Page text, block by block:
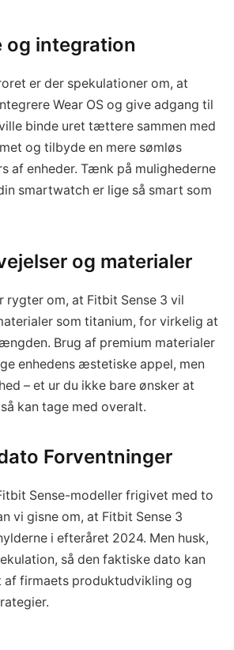
og integration
er der spekulationer om, at
Wear OS og give adgang til
binde uret tættere sammen med
og tilbyde en mere sømløs
af enheder. Tænk på mulighederne
smartwatch er lige så smart som
og materialer
rygter om, at Fitbit Sense 3 vil
som titanium, for virkelig at
Brug af premium materialer
enhedens æstetiske appel, men
– et ur du ikke bare ønsker at
kan tage med overalt.
Forventninger
Sense-modeller frigivet med to
vi gisne om, at Fitbit Sense 3
i efteråret 2024. Men husk,
så den faktiske dato kan
firmaets produktudvikling og